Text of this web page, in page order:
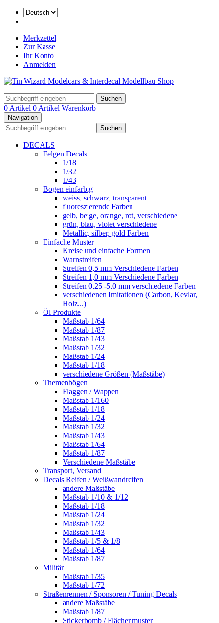
Merkzettel
Zur Kasse
Ihr Konto
Anmelden
Suchen
0 Artikel 0 Artikel Warenkorb
Navigation
Suchen
DECALS
Felgen Decals
1/18
1/32
1/43
Bogen einfarbig
weiss, schwarz, transparent
fluoreszierende Farben
gelb, beige, orange, rot, verschiedene
grün, blau, violet verschiedene
Metallic, silber, gold Farben
Einfache Muster
Kreise und einfache Formen
Warnstreifen
Streifen 0,5 mm Verschiedene Farben
Streifen 1,0 mm Verschiedene Farben
Streifen 0,25 -5,0 mm verschiedene Farben
verschiedenen Imitationen (Carbon, Kevlar,
Holz...)
Öl Produkte
Maßstab 1/64
Maßstab 1/87
Maßstab 1/43
Maßstab 1/32
Maßstab 1/24
Maßstab 1/18
verschiedene Größen (Maßstäbe)
Themenbögen
Flaggen / Wappen
Maßstab 1/160
Maßstab 1/18
Maßstab 1/24
Maßstab 1/32
Maßstab 1/43
Maßstab 1/64
Maßstab 1/87
Verschiedene Maßstäbe
Transport, Versand
Decals Reifen / Weißwandreifen
andere Maßstäbe
Maßstab 1/10 & 1/12
Maßstab 1/18
Maßstab 1/24
Maßstab 1/32
Maßstab 1/43
Maßstab 1/5 & 1/8
Maßstab 1/64
Maßstab 1/87
Militär
Maßstab 1/35
Maßstab 1/72
Straßenrennen / Sponsoren / Tuning Decals
andere Maßstäbe
Maßstab 1/87
Stickerbomb / Flächenmuster